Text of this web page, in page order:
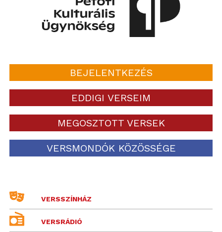
BEJELENTKEZÉS
EDDIGI VERSEIM
MEGOSZTOTT VERSEK
VERSMONDÓK KÖZÖSSÉGE
VERSSZÍNHÁZ
VERSRÁDIÓ